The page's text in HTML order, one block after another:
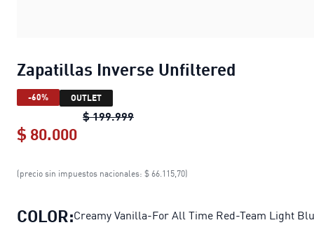
Zapatillas Inverse Unfiltered
-60% OUTLET
$ 199.999Zapatillas Inverse Unfiltered
$ 80.000
Zapatillas Inverse Unfiltered
(precio sin impuestos nacionales: $ 66.115,70)
COLOR:Creamy Vanilla-For All Time Red-Team Light